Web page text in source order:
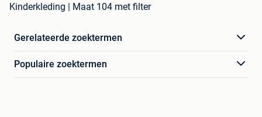
Kinderkleding | Maat 104 met filter
Gerelateerde zoektermen
Populaire zoektermen